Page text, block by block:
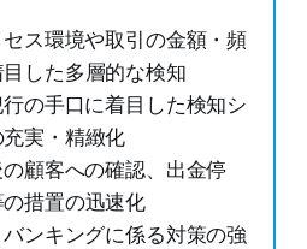
ス環境や取引の金額・頻
した多層的な検知
の手口に着目した検知シ
実・精緻化
顧客への確認、出金停
措置の迅速化
ンキングに係る対策の強